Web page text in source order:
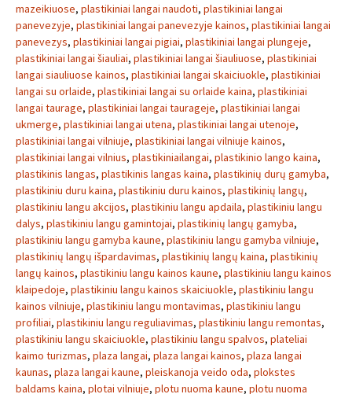
mazeikiuose, plastikiniai langai naudoti, plastikiniai langai
panevezyje, plastikiniai langai panevezyje kainos, plastikiniai langai
panevezys, plastikiniai langai pigiai, plastikiniai langai plungeje,
plastikiniai langai šiauliai, plastikiniai langai šiauliuose, plastikiniai
langai siauliuose kainos, plastikiniai langai skaiciuokle, plastikiniai
langai su orlaide, plastikiniai langai su orlaide kaina, plastikiniai
langai taurage, plastikiniai langai taurageje, plastikiniai langai
ukmerge, plastikiniai langai utena, plastikiniai langai utenoje,
plastikiniai langai vilniuje, plastikiniai langai vilniuje kainos,
plastikiniai langai vilnius, plastikiniailangai, plastikinio lango kaina,
plastikinis langas, plastikinis langas kaina, plastikinių durų gamyba,
plastikiniu duru kaina, plastikiniu duru kainos, plastikinių langų,
plastikiniu langu akcijos, plastikiniu langu apdaila, plastikiniu langu
dalys, plastikiniu langu gamintojai, plastikinių langų gamyba,
plastikiniu langu gamyba kaune, plastikiniu langu gamyba vilniuje,
plastikinių langų išpardavimas, plastikinių langų kaina, plastikinių
langų kainos, plastikiniu langu kainos kaune, plastikiniu langu kainos
klaipedoje, plastikiniu langu kainos skaiciuokle, plastikiniu langu
kainos vilniuje, plastikiniu langu montavimas, plastikiniu langu
profiliai, plastikiniu langu reguliavimas, plastikiniu langu remontas,
plastikiniu langu skaiciuokle, plastikiniu langu spalvos, plateliai
kaimo turizmas, plaza langai, plaza langai kainos, plaza langai
kaunas, plaza langai kaune, pleiskanoja veido oda, plokstes
baldams kaina, plotai vilniuje, plotu nuoma kaune, plotu nuoma